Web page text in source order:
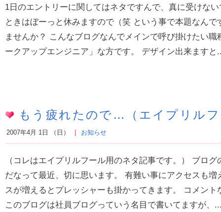
1日のエントリーに関してはネタですんで、真に受けな
ときはぼーっと休みますので（笑 という事で本題なん
ませんか？ こんなブログなんでメインで呼び掛けたい
ークアップエンジニア」な方です。 デザイン出来ます
もう疲れたので…（エイプリル
2007年4月 1日 （日） お知らせ
（コレはエイプリルフール用のネタ記事です。） ブロ
だなって最近、切に思います。 有難い事にアクセスも
スが増えるとプレッシャーも掛かってきます。 コメン
このブログは社員ブログっていう名目で書いてますが、